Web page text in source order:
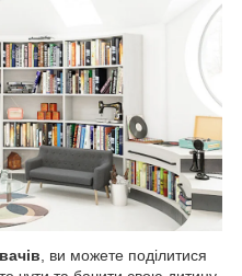
, ви можете поділитися